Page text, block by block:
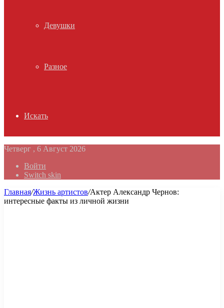
Девушки
Разное
Искать
Четверг , 6 Август 2026
Войти
Switch skin
Главная/Жизнь артистов/Актер Александр Чернов:
интересные факты из личной жизни